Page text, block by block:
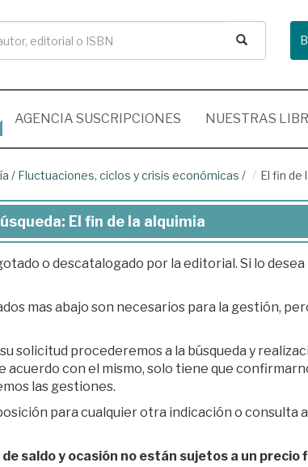
AGENCIA SUSCRIPCIONES NUESTRAS
/ Fluctuaciones, ciclos y crisis económicas / El fin de
El fin de la alquimia
o descatalogado por la editorial. Si lo
mas abajo son necesarios para la gestión,
solicitud procederemos a la búsqueda y
solo tiene que confirmarnos su presupuesto en respuesta a nuestro e-
las gestiones.
para cualquier otra indicación o consulta
de saldo y ocasión no están sujetos a un